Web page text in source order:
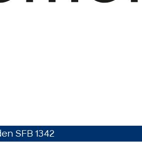
SFB 1342